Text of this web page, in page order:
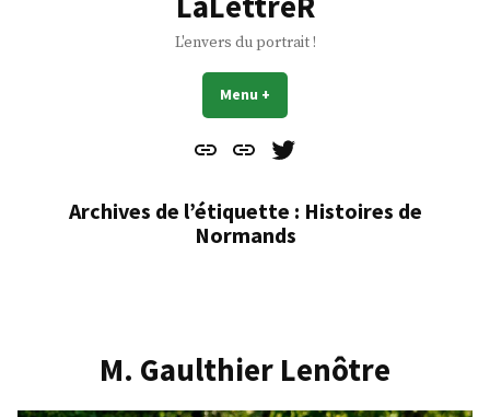
L'envers du portrait !
Menu +
Contact
À
Mes
Archives de l’étiquette : Histoires de
Normands
M. Gaulthier Lenôtre